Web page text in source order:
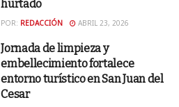
hurtado
POR: REDACCIÓN ABRIL 23, 2026
Jornada de limpieza y
embellecimiento fortalece
entorno turístico en San Juan del
Cesar